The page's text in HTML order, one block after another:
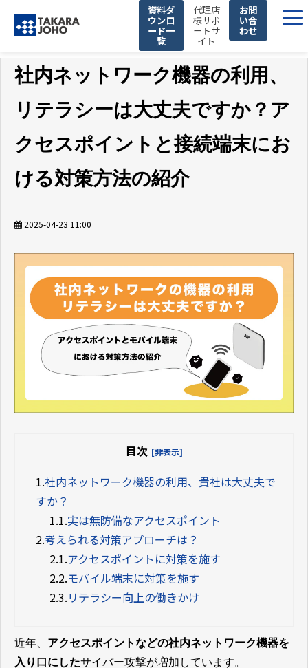
代理店
様サポ
ートサ
イト
資料ダ
ウンロ
ード一
覧
お問
い合
わせ
製品・サービス
取り扱いメーカー
解決できる課題
私たちの強み
お知らせ
社内ネットワーク機器の利用、
リテラシーは大丈夫ですか？ア
クセスポイントと接続端末にお
ける対策方法の紹介
2025-04-23 11:00
目次 [非表示]
1.社内ネットワーク機器の利用、貴社は大丈夫で
すか？
1.1.実は無防備なアクセスポイント
2.考えられる対策アプローチは？
2.1.アクセスポイントに対策を施す
2.2.モバイル端末に対策を施す
2.3.リテラシー向上の働きかけ
近年、 アクセスポイントなどの社内ネットワーク機器を
入り口にしたサイバー攻撃が増加しています。